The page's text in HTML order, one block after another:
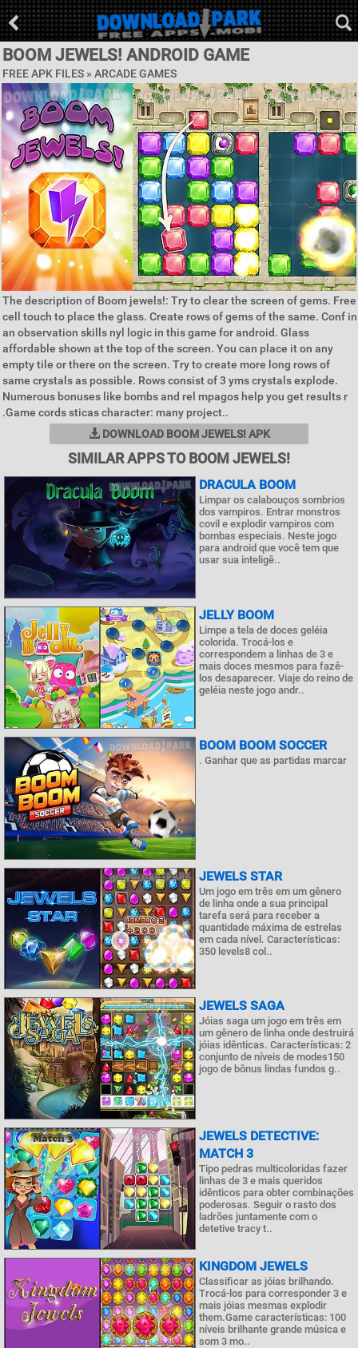
BOOM JEWELS! ANDROID GAME
FREE APK FILES » ARCADE GAMES
The description of Boom jewels!: Try to clear the screen of gems. Free
cell touch to place the glass. Create rows of gems of the same. Conf in
an observation skills nyl logic in this game for android. Glass
affordable shown at the top of the screen. You can place it on any
empty tile or there on the screen. Try to create more long rows of
same crystals as possible. Rows consist of 3 yms crystals explode.
Numerous bonuses like bombs and rel mpagos help you get results r
.Game cords sticas character: many project..
DOWNLOAD BOOM JEWELS! APK
SIMILAR APPS TO BOOM JEWELS!
DRACULA BOOM
Limpar os calabouços sombrios
dos vampiros. Entrar monstros
covil e explodir vampiros com
bombas especiais. Neste jogo
para android que você tem que
usar sua inteligê..
JELLY BOOM
Limpe a tela de doces geléia
colorida. Trocá-los e
correspondem a linhas de 3 e
mais doces mesmos para fazê-
los desaparecer. Viaje do reino de
geléia neste jogo andr..
BOOM BOOM SOCCER
. Ganhar que as partidas marcar
JEWELS STAR
Um jogo em três em um gênero
de linha onde a sua principal
tarefa será para receber a
quantidade máxima de estrelas
em cada nível. Características:
350 levels8 col..
JEWELS SAGA
Jóias saga um jogo em três em
um gênero de linha onde destruirá
jóias idênticas. Características: 2
conjunto de níveis de modes150
jogo de bônus lindas fundos g..
JEWELS DETECTIVE:
MATCH 3
Tipo pedras multicoloridas fazer
linhas de 3 e mais queridos
idênticos para obter combinações
poderosas. Seguir o rasto dos
ladrões juntamente com o
detetive tracy t..
KINGDOM JEWELS
Classificar as jóias brilhando.
Trocá-los para corresponder 3 e
mais jóias mesmas explodir
them.Game características: 100
níveis brilhante grande música e
som 3 mo..